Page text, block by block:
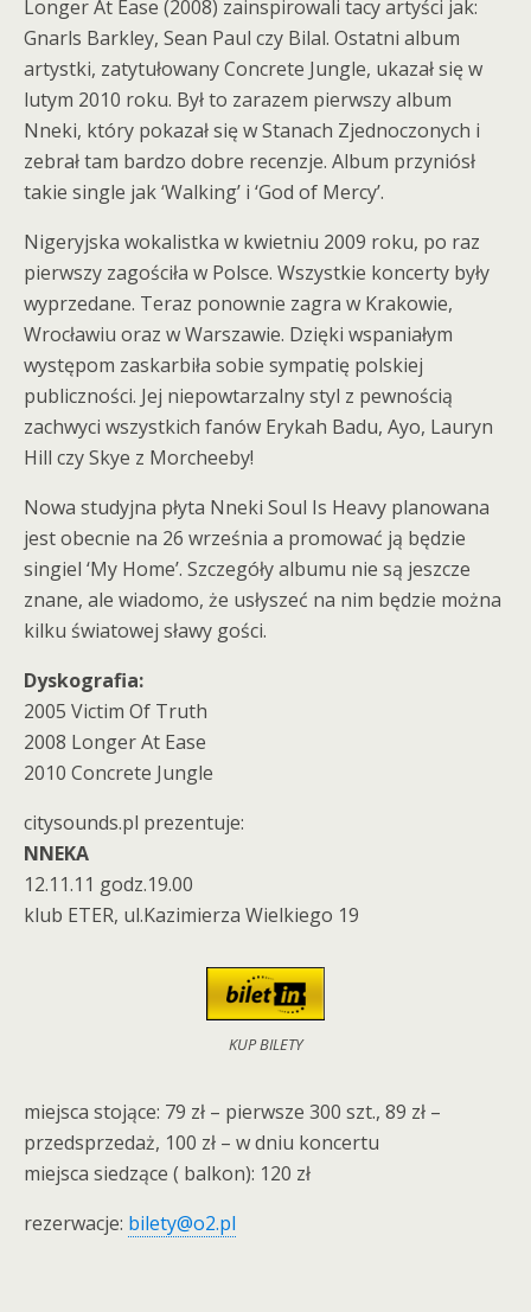
Longer At Ease (2008) zainspirowali tacy artyści jak:
Gnarls Barkley, Sean Paul czy Bilal. Ostatni album
artystki, zatytułowany Concrete Jungle, ukazał się w
lutym 2010 roku. Był to zarazem pierwszy album
Nneki, który pokazał się w Stanach Zjednoczonych i
zebrał tam bardzo dobre recenzje. Album przyniósł
takie single jak ‘Walking’ i ‘God of Mercy’.
Nigeryjska wokalistka w kwietniu 2009 roku, po raz
pierwszy zagościła w Polsce. Wszystkie koncerty były
wyprzedane. Teraz ponownie zagra w Krakowie,
Wrocławiu oraz w Warszawie. Dzięki wspaniałym
występom zaskarbiła sobie sympatię polskiej
publiczności. Jej niepowtarzalny styl z pewnością
zachwyci wszystkich fanów Erykah Badu, Ayo, Lauryn
Hill czy Skye z Morcheeby!
Nowa studyjna płyta Nneki Soul Is Heavy planowana
jest obecnie na 26 września a promować ją będzie
singiel ‘My Home’. Szczegóły albumu nie są jeszcze
znane, ale wiadomo, że usłyszeć na nim będzie można
kilku światowej sławy gości.
Dyskografia:
2005 Victim Of Truth
2008 Longer At Ease
2010 Concrete Jungle
citysounds.pl prezentuje:
NNEKA
12.11.11 godz.19.00
klub ETER, ul.Kazimierza Wielkiego 19
KUP BILETY
miejsca stojące: 79 zł – pierwsze 300 szt., 89 zł –
przedsprzedaż, 100 zł – w dniu koncertu
miejsca siedzące ( balkon): 120 zł
rezerwacje: bilety@o2.pl